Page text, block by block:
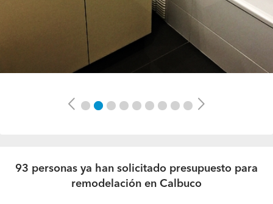
Previous Next
93 personas ya han solicitado presupuesto para
remodelación en Calbuco